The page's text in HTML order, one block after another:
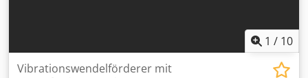
1 / 10
Vibrationswendelförderer mit